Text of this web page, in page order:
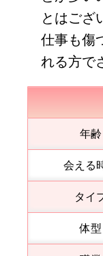
とはござ
仕事も傷
れる方で
年齢
会える
タイ
体型